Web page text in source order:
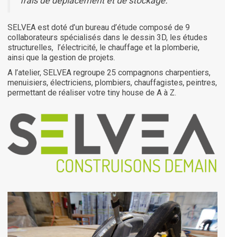
SELVEA est doté d’un bureau d’étude composé de 9
collaborateurs spécialisés dans le dessin 3D, les études
structurelles, l’électricité, le chauffage et la plomberie,
ainsi que la gestion de projets.
A l’atelier, SELVEA regroupe 25 compagnons charpentiers,
menuisiers, électriciens, plombiers, chauffagistes, peintres,
permettant de réaliser votre tiny house de A à Z.